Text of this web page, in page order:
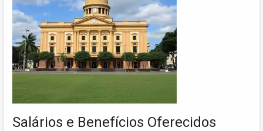
Salários e Benefícios Oferecidos